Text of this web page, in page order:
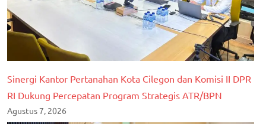
Sinergi Kantor Pertanahan Kota Cilegon dan Komisi II DPR
RI Dukung Percepatan Program Strategis ATR/BPN
Agustus 7, 2026